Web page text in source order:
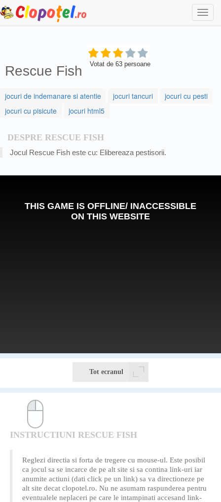
Rescue Fish Votat de 63 persoane
jocuri de indemanare si atentie jocuri tancuri
jocuri cu pesti
jocuri cu pisicute
jocuri html5
DESPRE RESCUE FISH
Jocul Rescue Fish este cu: Elibereaza pestisorii.
Tot ecranul
INSTRUCTIUNI RESCUE FISH
Reglezi directia si forta de tregere cu mouse-ul. Este posibil
ca jocul sa se incarce de pe alt site si sa contina link-uri iar
anumite actiuni (dati click pe un link) sa va directioneze pe
alt site decat clopotel.ro. Nu ne asumam raspunderea pentru
eventualele neplaceri pe care le intampinati accesand link-